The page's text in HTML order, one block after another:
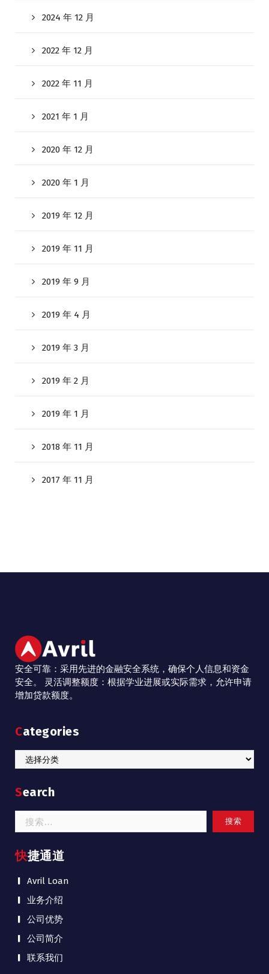
2024 年 12 月
2022 年 12 月
2022 年 11 月
2021 年 1 月
2020 年 12 月
2020 年 1 月
2019 年 12 月
2019 年 11 月
2019 年 9 月
2019 年 4 月
2019 年 3 月
2019 年 2 月
2019 年 1 月
2018 年 11 月
2017 年 11 月
安全可靠：采用先进的金融安全系统，确保个人信息和资金
安全。 灵活调整额度：根据学业进展或实际需求，允许申请
增加贷款额度。
Categories
Categories
Search
索：
快捷通道
Avril Loan
业务介绍
公司优势
公司简介
联系我们